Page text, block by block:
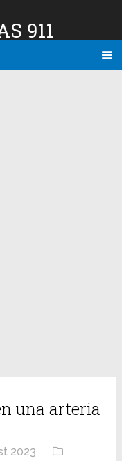
911
una arteria
2023